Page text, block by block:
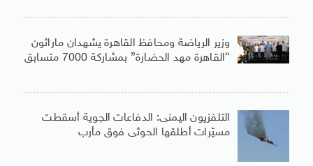
وزير الرياضة ومحافظ القاهرة يشهدان ماراثون
“القاهرة مهد الحضارة” بمشاركة 7000 متسابق
التلفزيون اليمنى: الدفاعات الجوية أسقطت
مسيّرات أطلقها الحوثى فوق مأرب